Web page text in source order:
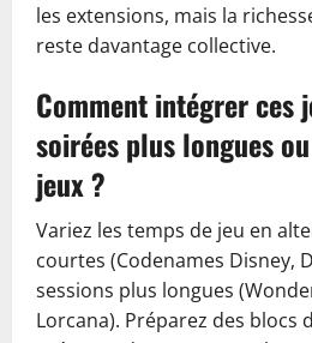
les extensions, mais la
reste davantage collective.
Comment intégrer ces
soirées plus longues
jeux ?
Variez les temps de jeu en
courtes (Codenames Disney,
sessions plus longues
Lorcana). Préparez des blocs